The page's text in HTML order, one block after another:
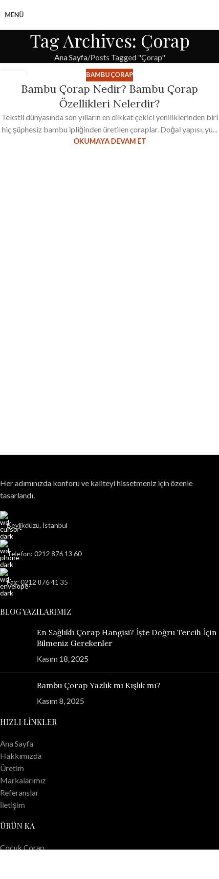
MENÜ
Tag Archives: Çorap
Ana Sayfa Posts Tagged "Çorap"
BAMBU ÇORAP
Bambu Çorap Nedir? Bambu Çorap
Özellikleri Nelerdir?
Tekstil dünyasında son yılların en dikkat çekici yeniliklerinden biri
hiç şüphesiz bambu ipliğinden üretilen çoraplar. Doğal yapısı, yu...
OKUMAYA DEVAM ET
Her adımınızda konforu ve kaliteyi hissetmeniz için özenle
tasarlandı.
Beylikdüzü, İstanbul
Telefon: 0212 876 13 60
Fax: 0212 876 41 35
BLOG YAZILARIMIZ
En Sağlıklı Çorap Hangisi? İşte Doğru Tercih İçin
Bilmeniz Gerekenler
Kasım 18, 2025
Bambu Çorap Yazlık mı Kışlık mı?
Kasım 8, 2025
HIZLI LINKLER
Ana Sayfa
Hakkımızda
Üretim
Markalarımız
Referanslar
İletişim
ÜRÜN KA
Çocuk Çorap